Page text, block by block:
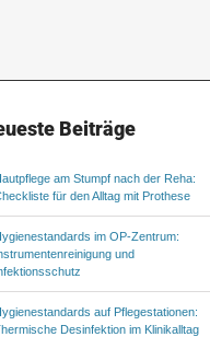
Beiträge
am Stumpf nach der Reha:
für den Alltag mit Prothese
im OP-Zentrum:
und
auf Pflegestationen:
Desinfektion im Klinikalltag